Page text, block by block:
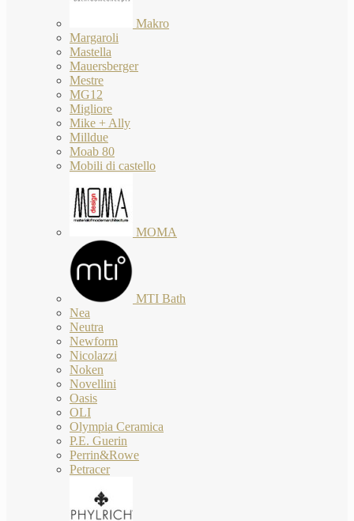
Makro
Margaroli
Mastella
Mauersberger
Mestre
MG12
Migliore
Mike + Ally
Milldue
Moab 80
Mobili di castello
MOMA
MTI Bath
Nea
Neutra
Newform
Nicolazzi
Noken
Novellini
Oasis
OLI
Olympia Ceramica
P.E. Guerin
Perrin&Rowe
Petracer